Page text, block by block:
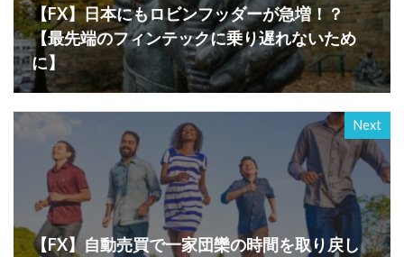
【FX】日本にもロビンフッダーが急増！？
【最先端のフィンテックに乗り遅れないため
に】
Next
【FX】自動売買で一家団欒の時間を取り戻し